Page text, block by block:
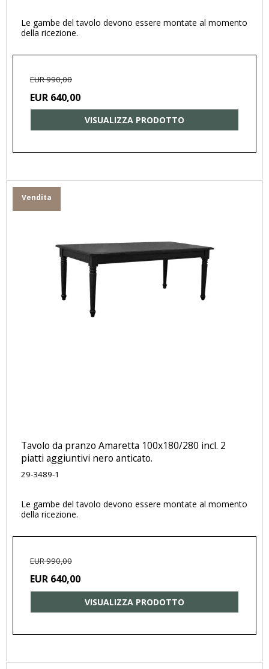
Le gambe del tavolo devono essere montate al momento
della ricezione.
EUR 990,00
EUR 640,00
VISUALIZZA PRODOTTO
Vendita
Tavolo da pranzo Amaretta 100x180/280 incl. 2
piatti aggiuntivi nero anticato.
29-3489-1
Le gambe del tavolo devono essere montate al momento
della ricezione.
EUR 990,00
EUR 640,00
VISUALIZZA PRODOTTO